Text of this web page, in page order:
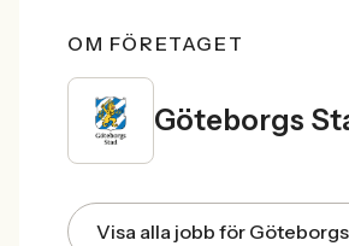
OM FÖRETAGET
Göteborgs
Visa alla jobb för